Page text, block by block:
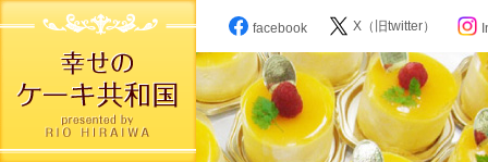
facebook X（旧twitter）